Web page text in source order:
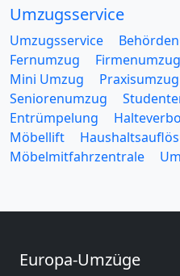
Umzugsservice
Umzugsservice
Fernumzug
Firmenumzug
Mini Umzug
Praxisumzug
Seniorenumzug
Entrümpelung
Möbellift
Möbelmitfahrzentrale
Europa-Umzüge